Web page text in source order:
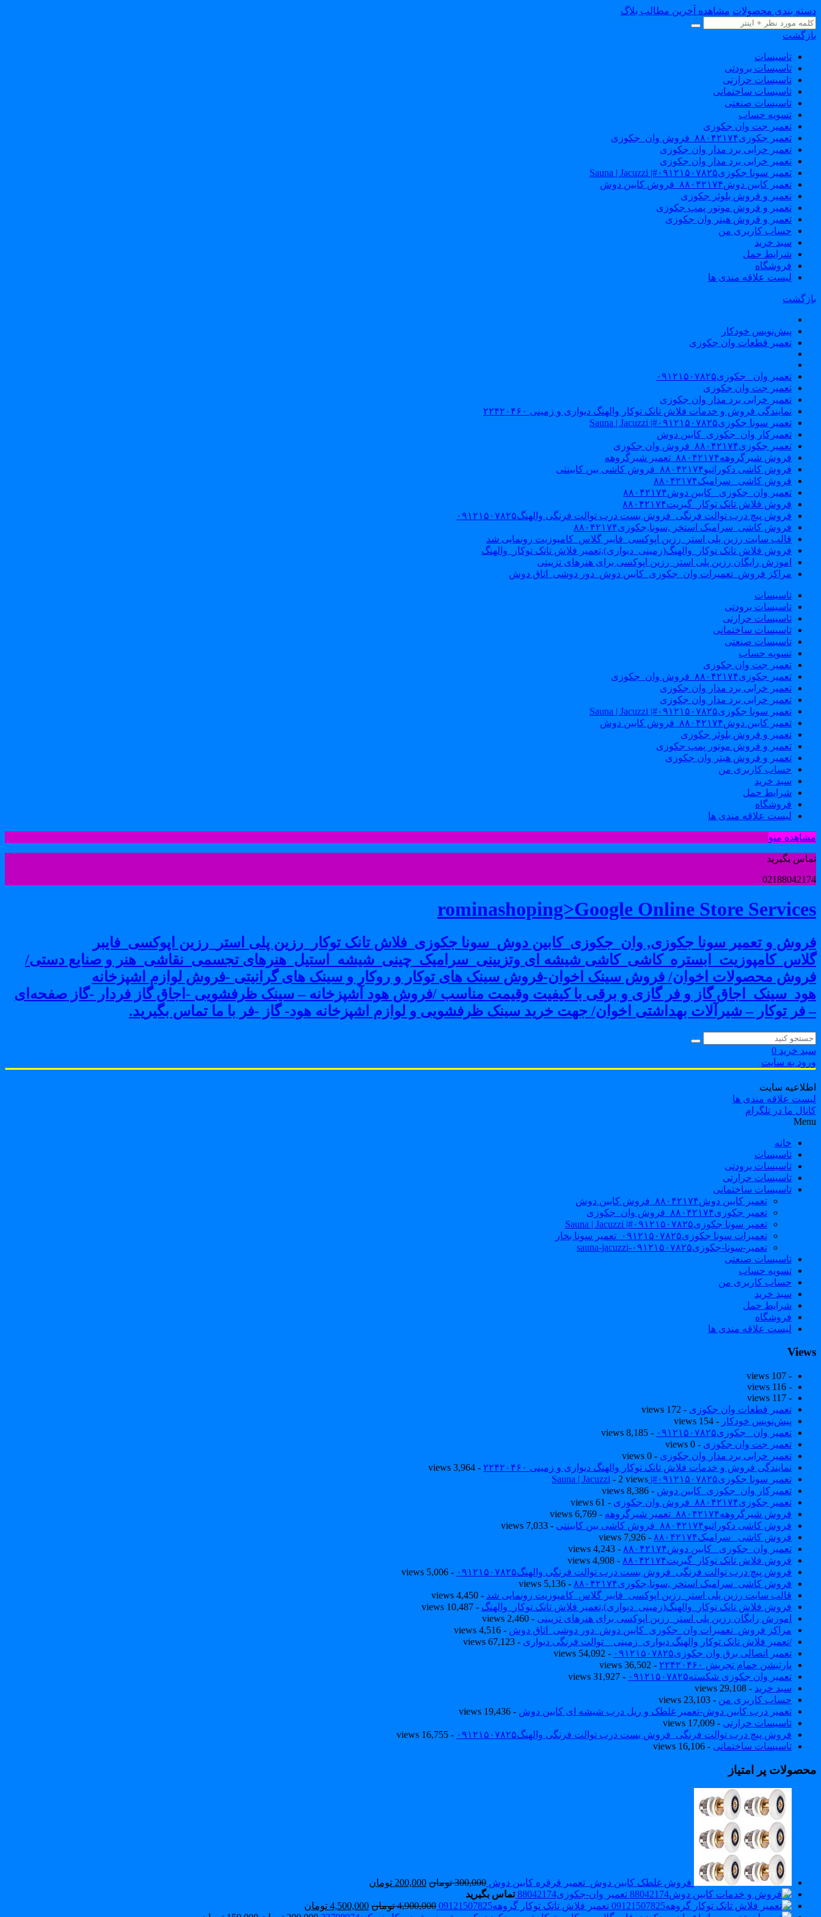
دسته بندی محصولات مشاهده آخرین مطالب بلاگ
بازگشت
تاسیسات
تاسیسات برودتی
تاسیسات حرارتی
تاسیسات ساختمانی
تاسیسات صنعتی
تسویه حساب
تعمیر جت وان جکوزی
تعمیر جکوزی۸۸۰۴۲۱۷۴_فروش وان_جکوزی
تعمیر خرابی برد مدار وان جکوزی
تعمیر خرابی برد مدار وان جکوزی
تعمیر سونا جکوزی۰۹۱۲۱۵۰۷۸۲۵#| Sauna | Jacuzzi
تعمیر کابین دوش۸۸۰۴۲۱۷۴_فروش کابین دوش
تعمیر و فروش بلوئر جکوزی
تعمیر و فروش موتور پمپ جکوزی
تعمیر و فروش هیتر وان جکوزی
حساب کاربری من
سبد خرید
شرایط حمل
فروشگاه
لیست علاقه مندی ها
بازگشت
پیش‌نویس خودکار
تعمیر قطعات وان جکوزی
تعمیر وان _جکوزی۰۹۱۲۱۵۰۷۸۲۵
تعمیر جت وان جکوزی
تعمیر خرابی برد مدار وان جکوزی
نمایندگی فروش و خدمات فلاش تانک توکار والهنگ دیواری و زمینی ۲۲۴۲۰۴۶۰
تعمیر سونا جکوزی۰۹۱۲۱۵۰۷۸۲۵#| Sauna | Jacuzzi
تعمیرکار وان_جکوزی_کابین دوش
تعمیر جکوزی۸۸۰۴۲۱۷۴_فروش وان جکوزی
فروش شیرگروهه۸۸۰۴۲۱۷۴_تعمیر شیرگروهه
فروش کاشی دکوراتیو۸۸۰۴۲۱۷۴_فروش کاشی بین کابینتی
فروش کاشی _سرامیک۸۸۰۴۲۱۷۴
تعمیر وان_جکوزی_ کابین دوش۸۸۰۴۲۱۷۴
فروش فلاش تانک توکار_گبریت۸۸۰۴۲۱۷۴
فروش پیچ درب توالت فرنگی_فروش بست درب توالت فرنگی والهنگ۰۹۱۲۱۵۰۷۸۲۵
فروش کاشی_سرامیک استخر ,سونا,جکوزی۸۸۰۴۲۱۷۴
قالب سایت رزین پلی استر_رزین اپوکسی_فایبر گلاس_کامپوزیت رونمایی شد
فروش فلاش تانک توکار_والهنگ(زمینی_دیواری),تعمیر فلاش تانک توکار_والهنگ
اموزش رایگان رزین پلی استر_رزین اپوکسی برای هنرهای تزیینی
مراکز فروش_تعمیرات وان_جکوزی_کابین دوش_دور دوشی_اتاق دوش
تاسیسات
تاسیسات برودتی
تاسیسات حرارتی
تاسیسات ساختمانی
تاسیسات صنعتی
تسویه حساب
تعمیر جت وان جکوزی
تعمیر جکوزی۸۸۰۴۲۱۷۴_فروش وان_جکوزی
تعمیر خرابی برد مدار وان جکوزی
تعمیر خرابی برد مدار وان جکوزی
تعمیر سونا جکوزی۰۹۱۲۱۵۰۷۸۲۵#| Sauna | Jacuzzi
تعمیر کابین دوش۸۸۰۴۲۱۷۴_فروش کابین دوش
تعمیر و فروش بلوئر جکوزی
تعمیر و فروش موتور پمپ جکوزی
تعمیر و فروش هیتر وان جکوزی
حساب کاربری من
سبد خرید
شرایط حمل
فروشگاه
لیست علاقه مندی ها
مشاهده منو
تماس بگیرید
02188042174
rominashoping>Google Online Store Services
فروش و تعمیر سونا جکوزی, وان_جکوزی_کابین دوش_سونا جکوزی_فلاش تانک توکار_رزین پلی استر_رزین اپوکسی_فایبر
گلاس_کامپوزیت_ابستره_کاشی_کاشی شیشه ای وتزیینی_سرامیک_چینی_شیشه_استیل_هنرهای تجسمی_نقاشی_هنر و صنایع دستی/
فروش محصولات اخوان/ فروش سینک اخوان-فروش سینک های توکار و روکار و سینک های گرانیتی -فروش لوازم اشپزخانه
هود_سینک_اجاق گاز و فر گازی و برقی با کیفیت وقیمت مناسب /فروش هود آشپزخانه – سینک ظرفشویی -اجاق گاز فردار -گاز صفحه‌ای
– فر توکار – شیرآلات بهداشتی اخوان/ جهت خرید سینک ظرفشویی و لوازم اشپزخانه هود- گاز -فر با ما تماس بگیرید.
سبد خرید 0
ورود به سایت
اطلاعیه سایت
لیست علاقه مندی ها
کانال ما در تلگرام
Menu
خانه
تاسیسات
تاسیسات برودتی
تاسیسات حرارتی
تاسیسات ساختمانی
تعمیر کابین دوش۸۸۰۴۲۱۷۴_فروش کابین دوش
تعمیر جکوزی۸۸۰۴۲۱۷۴_فروش وان_جکوزی
تعمیر سونا جکوزی۰۹۱۲۱۵۰۷۸۲۵#| Sauna | Jacuzzi
تعمیرات سونا جکوزی۰۹۱۲۱۵۰۷۸۲۵_تعمیر سونا بخار
تعمیر-سونا-جکوزی۰۹۱۲۱۵۰۷۸۲۵-sauna-jacuzzi
تاسیسات صنعتی
تسویه حساب
حساب کاربری من
سبد خرید
شرایط حمل
فروشگاه
لیست علاقه مندی ها
Views
- 107 views
- 116 views
- 117 views
تعمیر قطعات وان جکوزی - 172 views
پیش‌نویس خودکار - 154 views
تعمیر وان _جکوزی۰۹۱۲۱۵۰۷۸۲۵
- 8,185 views
تعمیر جت وان جکوزی - 0 views
تعمیر خرابی برد مدار وان جکوزی - 0 views
نمایندگی فروش و خدمات فلاش تانک توکار والهنگ دیواری و زمینی ۲۲۴۲۰۴۶۰
- 3,964 views
تعمیر سونا جکوزی۰۹۱۲۱۵۰۷۸۲۵#| Sauna | Jacuzzi
- 2 views
تعمیرکار وان_جکوزی_کابین دوش - 8,386 views
تعمیر جکوزی۸۸۰۴۲۱۷۴_فروش وان جکوزی
- 61 views
فروش شیرگروهه۸۸۰۴۲۱۷۴_تعمیر شیرگروهه
- 6,769 views
فروش کاشی دکوراتیو۸۸۰۴۲۱۷۴_فروش کاشی بین کابینتی
- 7,033 views
فروش کاشی _سرامیک۸۸۰۴۲۱۷۴
- 7,926 views
تعمیر وان_جکوزی_ کابین دوش۸۸۰۴۲۱۷۴
- 4,243 views
فروش فلاش تانک توکار_گبریت۸۸۰۴۲۱۷۴
- 4,908 views
فروش پیچ درب توالت فرنگی_فروش بست درب توالت فرنگی والهنگ۰۹۱۲۱۵۰۷۸۲۵
- 5,006 views
فروش کاشی_سرامیک استخر ,سونا,جکوزی۸۸۰۴۲۱۷۴
- 5,136 views
قالب سایت رزین پلی استر_رزین اپوکسی_فایبر گلاس_کامپوزیت رونمایی شد - 4,450 views
فروش فلاش تانک توکار_والهنگ(زمینی_دیواری),تعمیر فلاش تانک توکار_والهنگ - 10,487 views
اموزش رایگان رزین پلی استر_رزین اپوکسی برای هنرهای تزیینی - 2,460 views
مراکز فروش_تعمیرات وان_جکوزی_کابین دوش_دور دوشی_اتاق دوش - 4,516 views
/تعمیر فلاش تانک توکار والهنگ دیواری_زمینی _ توالت فرنگی دیواری - 67,123 views
تعمیر اتصالی برق وان جکوزی۰۹۱۲۱۵۰۷۸۲۵
- 54,092 views
پارتیشن حمام تجریش ۲۲۴۲۰۴۶۰
- 36,502 views
تعمیر وان جکوزی شکسته۰۹۱۲۱۵۰۷۸۲۵
- 31,927 views
سبد خرید - 29,108 views
حساب کاربری من - 23,103 views
تعمیر درب کابین دوش-تعمیر غلطک و ریل درب شیشه ای کابین دوش - 19,436 views
تاسیسات حرارتی - 17,009 views
فروش پیچ درب توالت فرنگی_فروش بست درب توالت فرنگی والهنگ۰۹۱۲۱۵۰۷۸۲۵
- 16,755 views
تاسیسات ساختمانی - 16,106 views
محصولات پر امتیاز
فروش غلطک کابین دوش_تعمیر قرقره کابین دوش 300,000 تومان 200,000 تومان
تعمیر وان-جکوزی88042174
تماس بگیرید
تعمیر فلاش تانک توکار گروهه09121507825
4,900,000 تومان 4,500,000 تومان